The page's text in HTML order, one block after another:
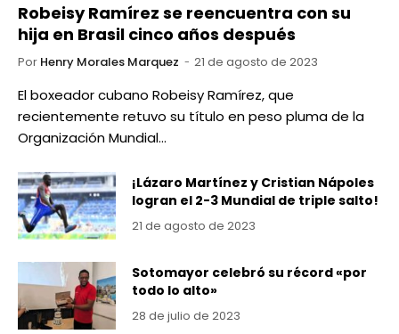
Robeisy Ramírez se reencuentra con su
hija en Brasil cinco años después
Por Henry Morales Marquez 21 de agosto de 2023
El boxeador cubano Robeisy Ramírez, que
recientemente retuvo su título en peso pluma de la
Organización Mundial…
¡Lázaro Martínez y Cristian Nápoles
logran el 2-3 Mundial de triple salto!
21 de agosto de 2023
Sotomayor celebró su récord «por
todo lo alto»
28 de julio de 2023